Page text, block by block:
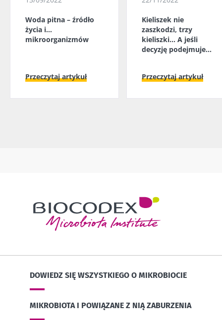
Woda pitna – źródło
życia i...
mikroorganizmów
Przeczytaj artykuł
Kieliszek nie
zaszkodzi, trzy
kieliszki... A jeśli
decyzję podejmuje
Przeczytaj artykuł
DOWIEDZ SIĘ WSZYSTKIEGO O MIKROBIOCIE
MIKROBIOTA I POWIĄZANE Z NIĄ ZABURZENIA